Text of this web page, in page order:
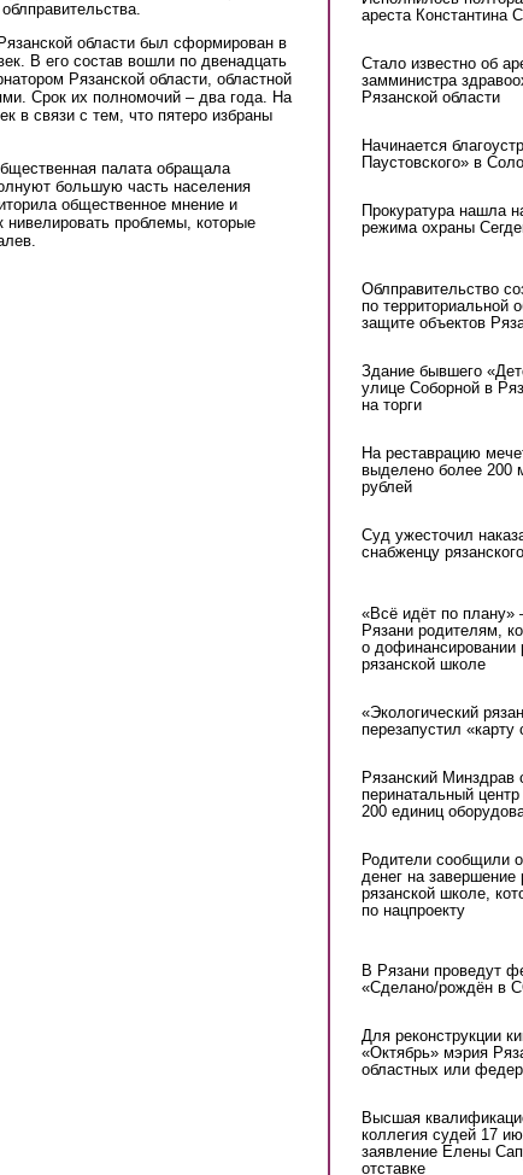
области был сформирован в
В его состав вошли по двенадцать
Рязанской области, областной
Срок их полномочий – два года. На
в связи с тем, что пятеро избраны
палата обращала
большую часть населения
общественное мнение и
проблемы, которые
ареста Константина
Стало известно об
замминистра
Рязанской области
Начинается
Паустовского» в
Прокуратура нашла
режима охраны
Облправительство
по территориальной
защите объектов
Здание бывшего
улице Соборной в
на торги
На реставрацию
выделено более 200
рублей
Суд ужесточил
снабженцу
«Всё идёт по
Рязани родителям,
о дофинансировании
рязанской школе
«Экологический
перезапустил «карту
Рязанский Минздрав
перинатальный
200 единиц
Родители сообщили о
денег на завершение
рязанской школе,
по нацпроекту
В Рязани проведут
«Сделано/рождён в
Для реконструкции
«Октябрь» мэрия
областных или
Высшая
коллегия судей 17
заявление Елены
отставке